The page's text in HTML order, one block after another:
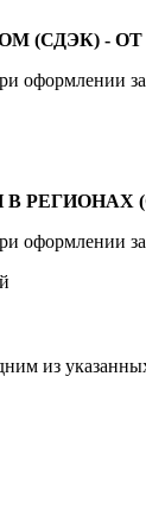
(СДЭК) - ОТ
оформлении
РЕГИОНАХ
оформлении
из